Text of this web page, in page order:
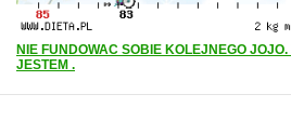
NIE FUNDOWAC SOBIE KOLEJNEGO
JESTEM .